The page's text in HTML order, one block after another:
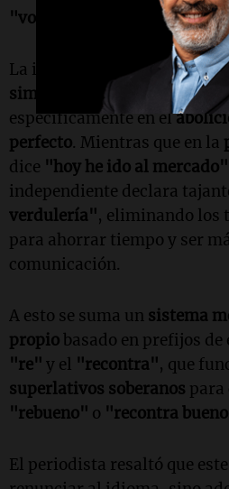
"vosear"
La independencia también
simplificación de los tiempos
específicamente en el
perfecto. Mientras que en la
dice "hoy he ido al mercado"
independiente declara
verdulería", eliminando los
para ahorrar tiempo y ser
comunicación.
A esto se suma un sistema
propiobasado en prefijos de
"re" y el "recontra", que
superlativos soberanos para
"rebueno" o "recontra
El periodista resaltó que